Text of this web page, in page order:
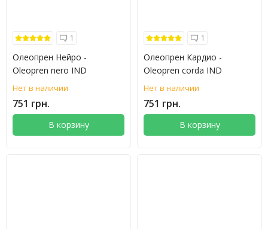
1
Олеопрен Нейро -
Oleopren nero IND
Нет в наличии
751 грн.
В корзину
1
Олеопрен Кардио -
Oleopren corda IND
Нет в наличии
751 грн.
В корзину